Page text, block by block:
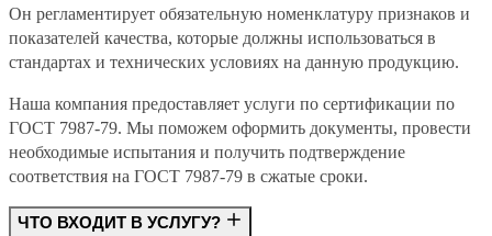
Он регламентирует обязательную номенклатуру признаков и
показателей качества, которые должны использоваться в
стандартах и технических условиях на данную продукцию.
Наша компания предоставляет услуги по сертификации по
ГОСТ 7987-79. Мы поможем оформить документы, провести
необходимые испытания и получить подтверждение
соответствия на ГОСТ 7987-79 в сжатые сроки.
ЧТО ВХОДИТ В УСЛУГУ?